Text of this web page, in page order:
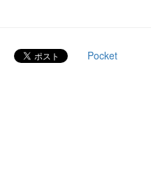
Pocket